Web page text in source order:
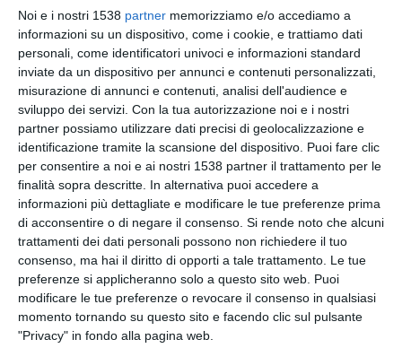
Noi e i nostri 1538 partner memorizziamo e/o accediamo a
informazioni su un dispositivo, come i cookie, e trattiamo dati
personali, come identificatori univoci e informazioni standard
inviate da un dispositivo per annunci e contenuti personalizzati,
misurazione di annunci e contenuti, analisi dell'audience e
sviluppo dei servizi. Con la tua autorizzazione noi e i nostri
partner possiamo utilizzare dati precisi di geolocalizzazione e
identificazione tramite la scansione del dispositivo. Puoi fare clic
per consentire a noi e ai nostri 1538 partner il trattamento per le
finalità sopra descritte. In alternativa puoi accedere a
informazioni più dettagliate e modificare le tue preferenze prima
di acconsentire o di negare il consenso. Si rende noto che alcuni
trattamenti dei dati personali possono non richiedere il tuo
consenso, ma hai il diritto di opporti a tale trattamento. Le tue
preferenze si applicheranno solo a questo sito web. Puoi
modificare le tue preferenze o revocare il consenso in qualsiasi
momento tornando su questo sito e facendo clic sul pulsante
"Privacy" in fondo alla pagina web.
INVIA QUESTA CARTOLINA
via Email(GRATUITO)
CONDIVIDI QUESTA
CARTOLINA
Facebook, Twitter, WhatsApp, ...